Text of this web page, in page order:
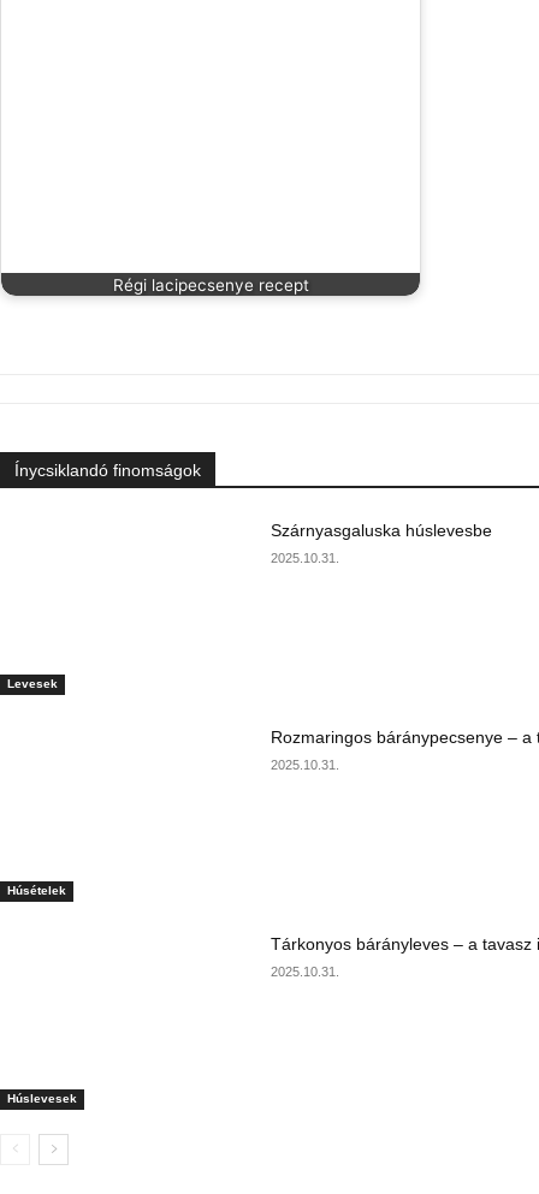
Régi lacipecsenye recept
Ínycsiklandó finomságok
Levesek
Szárnyasgaluska húslevesbe
2025.10.31.
Húsételek
Rozmaringos báránypecsenye – a
2025.10.31.
Húslevesek
Tárkonyos bárányleves – a tavasz
2025.10.31.